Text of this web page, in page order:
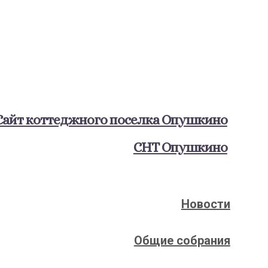
коттеджного поселка Опушкино
СНТ Опушкино
Новости
Общие собрания